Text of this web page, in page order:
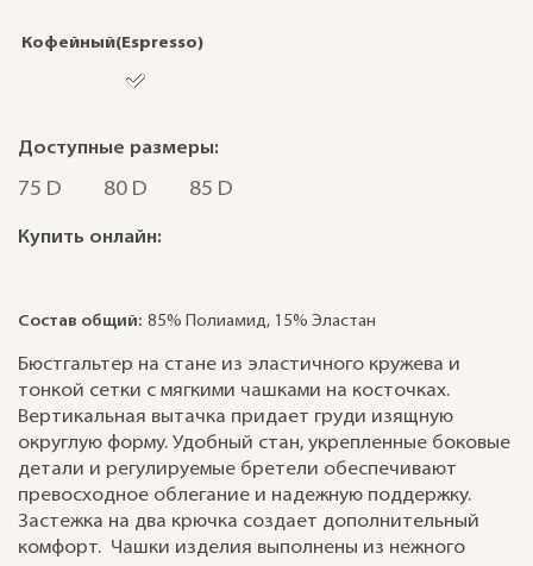
Кофейный(Espresso)
Доступные размеры:
75 D 80 D 85 D
Купить онлайн:
Состав общий: 85% Полиамид, 15% Эластан
Бюстгальтер на стане из эластичного кружева и
тонкой сетки с мягкими чашками на косточках.
Вертикальная вытачка придает груди изящную
округлую форму. Удобный стан, укрепленные боковые
детали и регулируемые бретели обеспечивают
превосходное облегание и надежную поддержку.
Застежка на два крючка создает дополнительный
комфорт. Чашки изделия выполнены из нежного